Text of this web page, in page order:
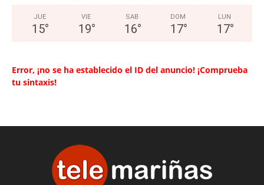
JUE
15°
VIE
19°
SAB
16°
DOM
17°
LUN
17°
Error, ¡no se ha establecido el ID del anuncio! ¡Comprueba
tu sintaxis!